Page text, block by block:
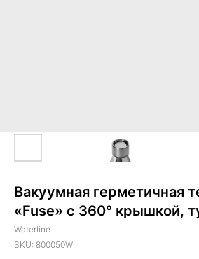
Вакуумная герметичная
«Fuse» с 360° крышкой,
Waterline
SKU: 800050W